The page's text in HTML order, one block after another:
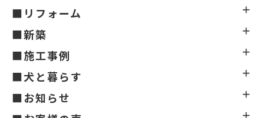
■リフォーム
■新築
■施工事例
■犬と暮らす
■お知らせ